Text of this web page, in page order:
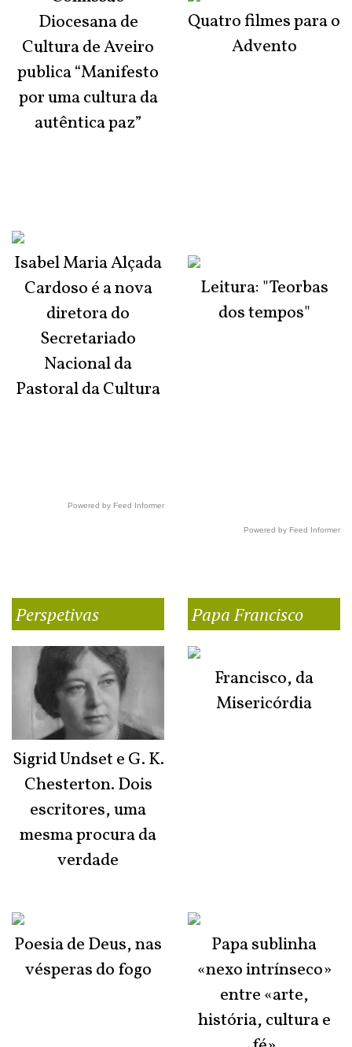
Diocesana de
Cultura de Aveiro
publica “Manifesto
por uma cultura da
autêntica paz”
Isabel Maria Alçada
Cardoso é a nova
diretora do
Secretariado
Nacional da
Pastoral da Cultura
Powered by Feed Informer
Quatro filmes para o
Advento
Leitura: "Teorbas
dos tempos"
Powered by Feed Informer
Perspetivas
Sigrid Undset e G. K.
Chesterton. Dois
escritores, uma
mesma procura da
verdade
Poesia de Deus, nas
vésperas do fogo
Papa Francisco
Francisco, da
Misericórdia
Papa sublinha
«nexo intrínseco»
entre «arte,
história, cultura e